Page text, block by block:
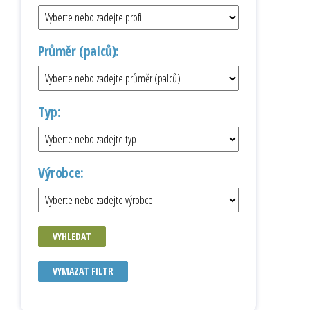
Průměr (palců):
Typ:
Výrobce:
VYHLEDAT
VYMAZAT FILTR